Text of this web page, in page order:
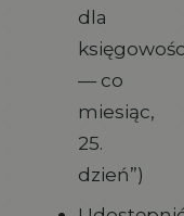
dla
— co
miesiąc,
25.
dzień”)